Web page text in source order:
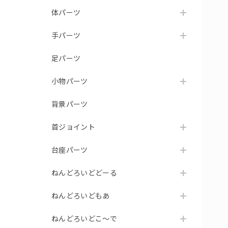
体パーツ
手パーツ
足パーツ
小物パーツ
背景パーツ
首ジョイント
台座パーツ
ねんどろいどどーる
ねんどろいどもあ
ねんどろいどこ～で